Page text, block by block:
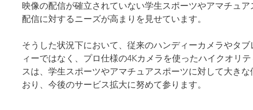
映像の配信が確立されていない学生スポーツやアマチュ
配信に対するニーズが高まりを見せています。
そうした状況下において、従来のハンディーカメラやタ
ィーではなく、プロ仕様の4Kカメラを使ったハイクオリ
スは、学生スポーツやアマチュアスポーツに対して大き
おり、今後のサービス拡大に努めて参ります。